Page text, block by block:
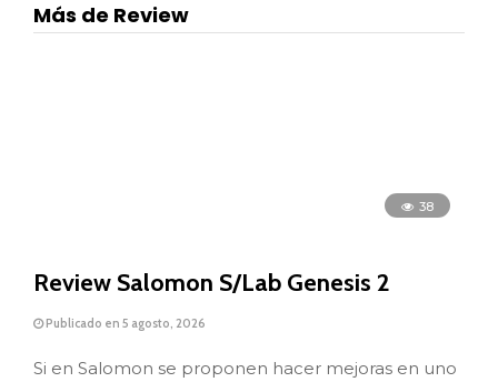
Más de Review
38
Review Salomon S/Lab Genesis 2
Publicado en 5 agosto, 2026
Si en Salomon se proponen hacer mejoras en uno